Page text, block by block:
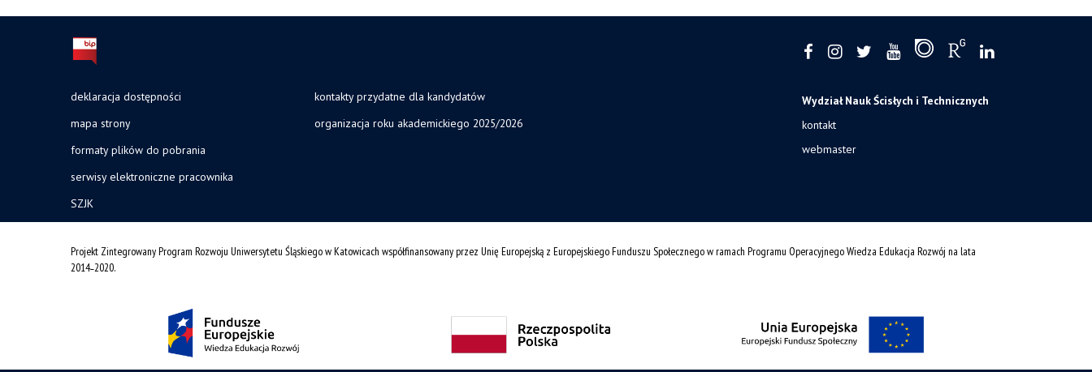
deklaracja dostępności
mapa strony
formaty plików do pobrania
serwisy elektroniczne pracownika
SZJK
kontakty przydatne dla kandydatów
organizacja roku akademickiego 2025/2026
Wydział Nauk Ścisłych i Technicznych
kontakt
webmaster
Projekt Zintegrowany Program Rozwoju Uniwersytetu Śląskiego w Katowicach współfinansowany przez Unię Europejską z Europejskiego Funduszu Społecznego w ramach Programu Operacyjnego Wiedza Edukacja Rozwój na lata
2014˗2020.